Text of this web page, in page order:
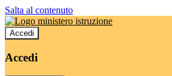
Salta al contenuto
Accedi
Accedi